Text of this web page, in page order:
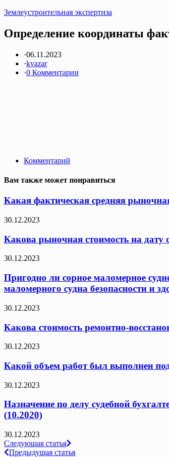
Землеустроительная экспертиза
Определение координаты
·06.11.2023
·kvazar
·0 Комментарии
Комментарий
Вам также может понравиться
Какая фактическая средняя
30.12.2023
Какова рыночная стоимость на
30.12.2023
Пригодно ли сорное маломерное
маломерного судна безопасности и
30.12.2023
Какова стоимость ремонтно-
30.12.2023
Какой объем работ был выполнен
30.12.2023
Назначение по делу судебной
(10.2020)
30.12.2023
Навигация
Следующая статья
Предыдущая статья